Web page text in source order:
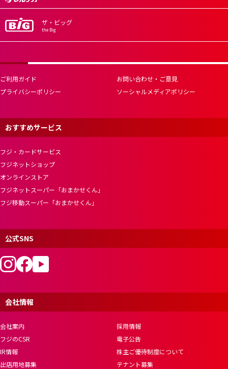
ザ・ビッグ
the Big
ご利用ガイド
お問い合わせ・ご意見
プライバシーポリシー
ソーシャルメディアポリシー
おすすめサービス
フジ・カードサービス
フジネットショップ
オンラインストア
フジネットスーパー「おまかせくん」
フジ移動スーパー「おまかせくん」
公式SNS
会社情報
会社案内
採用情報
フジのCSR
電子公告
IR情報
株主ご優待制度について
出店用地募集
テナント募集